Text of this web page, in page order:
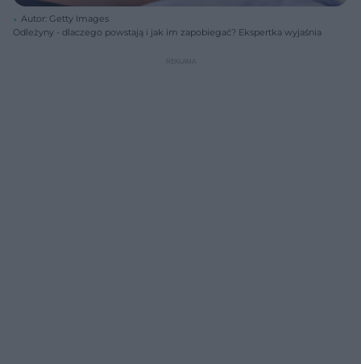
Autor: Getty Images
Odleżyny - dlaczego powstają i jak im zapobiegać? Ekspertka wyjaśnia